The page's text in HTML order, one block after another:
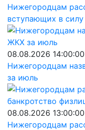
Нижегородцам
вступающих в силу
08.08.2026 14:00:00
Нижегородцам
за июль
08.08.2026 13:00:00
Нижегородцам